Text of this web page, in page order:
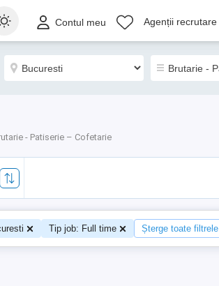
Contul meu Agenții recrutare
- Patiserie – Cofetarie
Tip job: Full time Șterge toate filtrele